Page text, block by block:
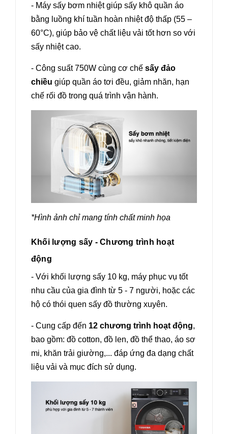
- Máy sấy bơm nhiệt giúp sấy khô quần áo
bằng luồng khí tuần hoàn nhiệt độ thấp (55 –
60°C), giúp bảo vệ chất liệu vải tốt hơn so với
sấy nhiệt cao.
- Công suất 750W cùng cơ chế sấy đảo
chiều giúp quần áo tơi đều, giảm nhăn, hạn
chế rối đồ trong quá trình vận hành.
*Hình ảnh chỉ mang tính chất minh họa
Khối lượng sấy - Chương trình hoạt
động
- Với khối lượng sấy 10 kg, máy phục vụ tốt
nhu cầu của gia đình từ 5 - 7 người, hoặc các
hộ có thói quen sấy đồ thường xuyên.
- Cung cấp đến 12 chương trình hoạt động,
bao gồm: đồ cotton, đồ len, đồ thể thao, áo sơ
mi, khăn trải giường,... đáp ứng đa dạng chất
liệu vải và mục đích sử dụng.